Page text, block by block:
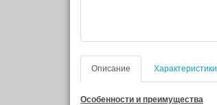
Описание Характеристики
Особенности и преимущества